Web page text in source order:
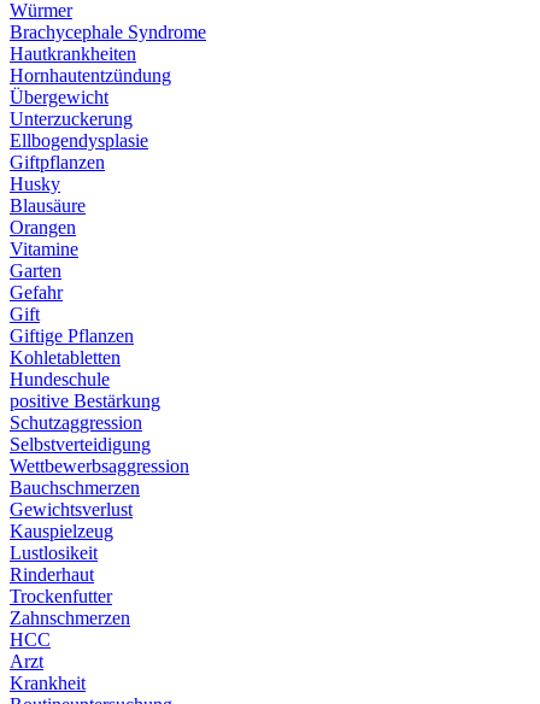
Würmer
Brachycephale Syndrome
Hautkrankheiten
Hornhautentzündung
Übergewicht
Unterzuckerung
Ellbogendysplasie
Giftpflanzen
Husky
Blausäure
Orangen
Vitamine
Garten
Gefahr
Gift
Giftige Pflanzen
Kohletabletten
Hundeschule
positive Bestärkung
Schutzaggression
Selbstverteidigung
Wettbewerbsaggression
Bauchschmerzen
Gewichtsverlust
Kauspielzeug
Lustlosikeit
Rinderhaut
Trockenfutter
Zahnschmerzen
HCC
Arzt
Krankheit